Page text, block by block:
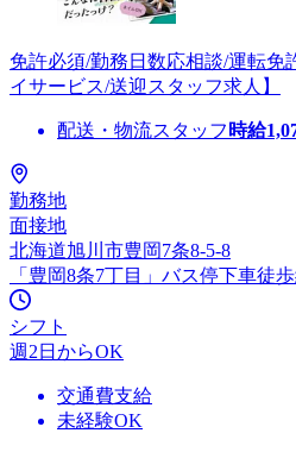
免許必須/勤務日数応相談/運転免
イサービス/送迎スタッフ求人】
配送・物流スタッフ 時給
勤務地
面接地
北海道旭川市豊岡7条8-5-8
「豊岡8条7丁目」バス停下車徒
シフト
週2日からOK
交通費支給
未経験OK